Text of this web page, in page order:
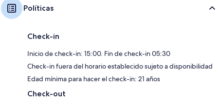
Políticas
Check-in
Inicio de check-in: 15:00. Fin de check-in 05:30
Check-in fuera del horario establecido sujeto a disponibilidad
Edad mínima para hacer el check-in: 21 años
Check-out